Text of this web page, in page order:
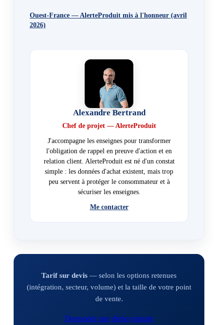
Ouest-France — AlerteProduit mis à l'honneur (avril
2026)
Alexandre Bertrand
Chef de projet — AlerteProduit
J'accompagne les enseignes pour transformer
l'obligation de rappel en preuve d'action et en
relation client. AlerteProduit est né d'un constat
simple : les données d'achat existent, mais trop
peu servent à protéger le consommateur et à
sécuriser les enseignes.
Me contacter
Tarif sur devis — selon les options retenues
(intégration, secteur, volume) et la taille de votre point
de vente.
Demander une démo gratuite